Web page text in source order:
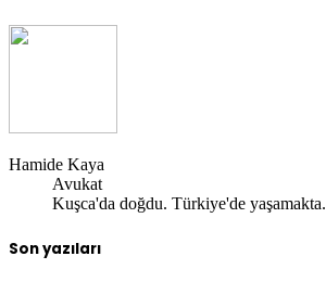
Hamide Kaya
Avukat
Kuşca'da doğdu. Türkiye'de yaşamakta.
Son yazıları